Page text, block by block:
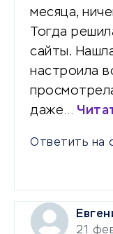
месяца,
Тогда
сайты.
настроила
даже…
Ответить на
21